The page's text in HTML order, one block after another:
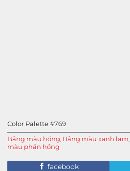
Color Palette #769
Bảng màu hồng, Bảng màu xanh lam,
màu phấn hồng
facebook